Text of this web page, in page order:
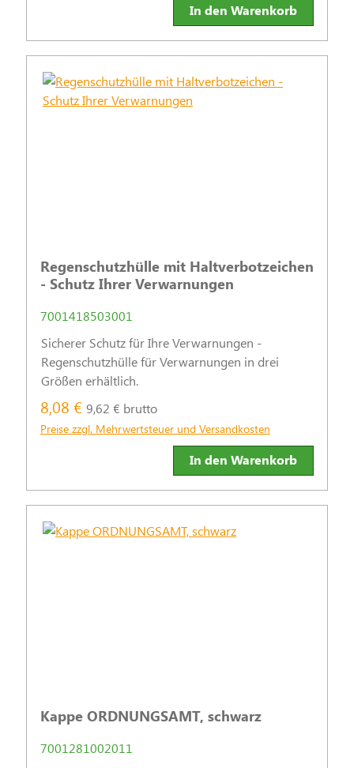
In den Warenkorb
Regenschutzhülle mit Haltverbotzeichen
- Schutz Ihrer Verwarnungen
7001418503001
Sicherer Schutz für Ihre Verwarnungen -
Regenschutzhülle für Verwarnungen in drei
Größen erhältlich.
8,08 € 9,62 € brutto
Preise zzgl. Mehrwertsteuer und Versandkosten
In den Warenkorb
Kappe ORDNUNGSAMT, schwarz
7001281002011